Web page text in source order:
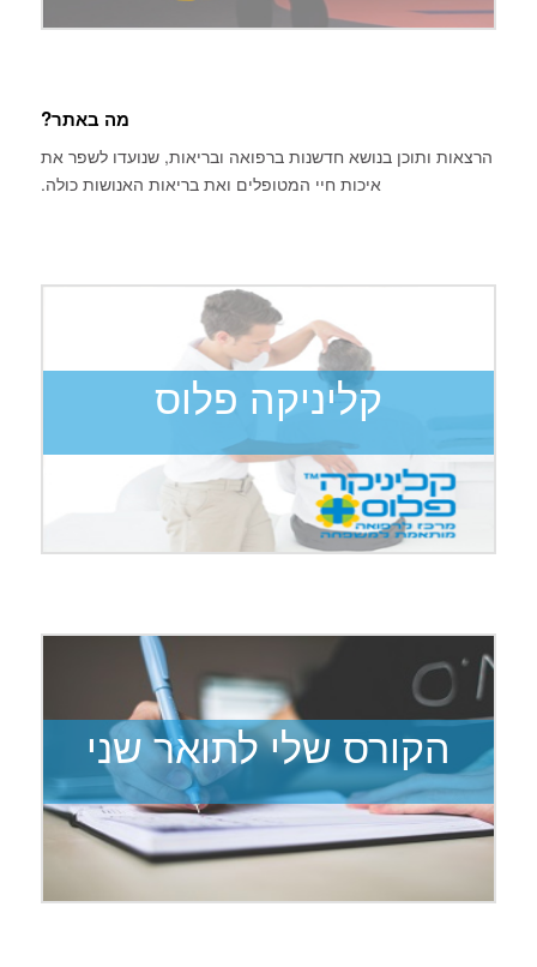
מה באתר?
הרצאות ותוכן בנושא חדשנות ברפואה ובריאות, שנועדו לשפר את
איכות חיי המטופלים ואת בריאות האנושות כולה.
קליניקה פלוס
הקורס שלי לתואר שני